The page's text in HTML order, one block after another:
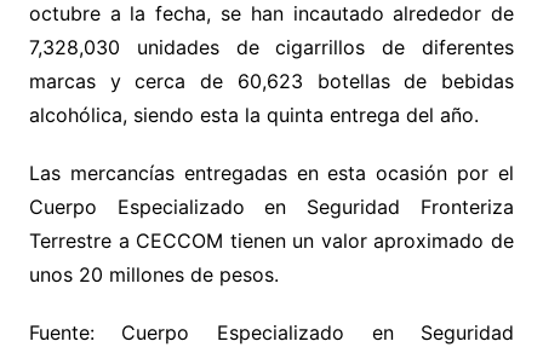
octubre a la fecha, se han incautado alrededor de
7,328,030 unidades de cigarrillos de diferentes
marcas y cerca de 60,623 botellas de bebidas
alcohólica, siendo esta la quinta entrega del año.
Las mercancías entregadas en esta ocasión por el
Cuerpo Especializado en Seguridad Fronteriza
Terrestre a CECCOM tienen un valor aproximado de
unos 20 millones de pesos.
Fuente: Cuerpo Especializado en Seguridad